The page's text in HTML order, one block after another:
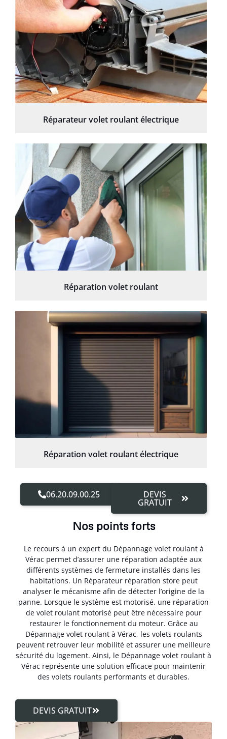
Réparateur volet roulant électrique
Réparation volet roulant
Réparation volet roulant électrique
06.20.09.00.25 DEVIS
GRATUIT
Nos points forts
Le recours à un expert du Dépannage volet roulant à
Vérac permet d’assurer une réparation adaptée aux
différents systèmes de fermeture installés dans les
habitations. Un Réparateur réparation store peut
analyser le mécanisme afin de détecter l’origine de la
panne. Lorsque le système est motorisé, une réparation
de volet roulant motorisé peut être nécessaire pour
restaurer le fonctionnement du moteur. Grâce au
Dépannage volet roulant à Vérac, les volets roulants
peuvent retrouver leur mobilité et assurer une meilleure
sécurité du logement. Ainsi, le Dépannage volet roulant à
Vérac représente une solution efficace pour maintenir
des volets roulants performants et durables.
DEVIS GRATUIT